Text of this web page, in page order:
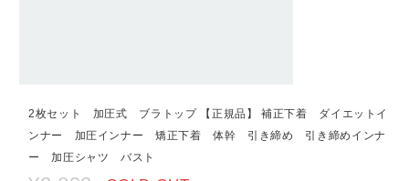
2枚セット 加圧式 ブラトップ 【正規品】 補正下着 ダイエットイ
ンナー 加圧インナー 矯正下着 体幹 引き締め 引き締めインナ
ー 加圧シャツ バスト